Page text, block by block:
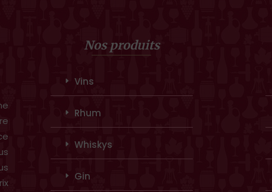
Nos produits
Vins
Rhum
Whiskys
Gin